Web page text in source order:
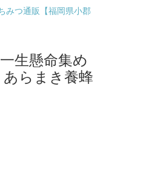
みつ通販【福岡県小郡
生懸命集め
らまき養蜂